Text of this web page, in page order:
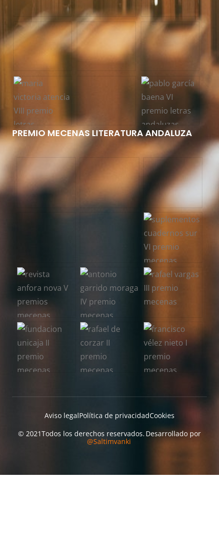
PREMIO MECENAS LITERATURA ANDALUZA
Aviso legalPolítica de privacidadCookies
© 2021Todos los derechos reservados. Desarrollado por
@Saltimvanki